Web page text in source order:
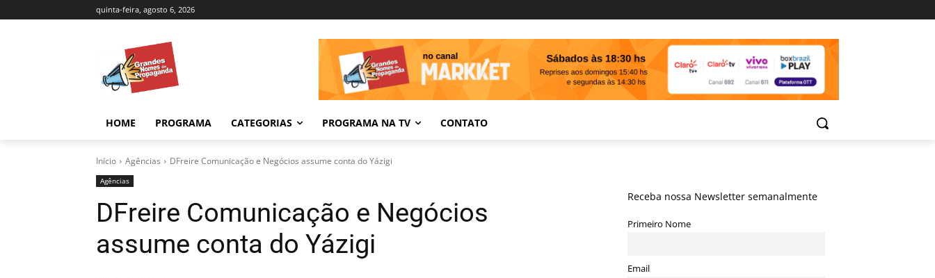
quinta-feira, agosto 6, 2026
HOME PROGRAMA CATEGORIAS PROGRAMA NA TV CONTATO
Início Agências DFreire Comunicação e Negócios assume conta do Yázigi
Agências
DFreire Comunicação e Negócios
assume conta do Yázigi
Receba nossa Newsletter semanalmente
Primeiro Nome
Email